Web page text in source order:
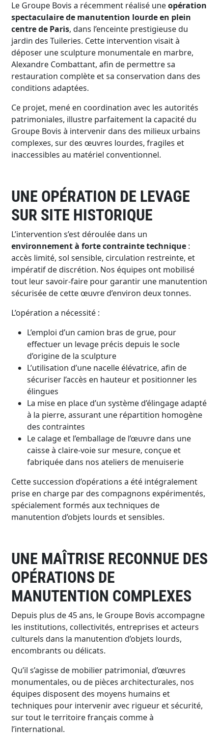
Le Groupe Bovis a récemment réalisé uneopération
spectaculaire de manutention lourde en plein
centre de Paris, dans l’enceinte prestigieuse du
jardin des Tuileries. Cette intervention visait à
déposer une sculpture monumentale en marbre,
Alexandre Combattant, afin de permettre sa
restauration complète et sa conservation dans des
conditions adaptées.
Ce projet, mené en coordination avec les autorités
patrimoniales, illustre parfaitement la capacité du
Groupe Bovis à intervenir dans des milieux urbains
complexes, sur des œuvres lourdes, fragiles et
inaccessibles au matériel conventionnel.
UNE OPÉRATION DE LEVAGE
SUR SITE HISTORIQUE
L’intervention s’est déroulée dans un
environnement à forte contrainte technique :
accès limité, sol sensible, circulation restreinte, et
impératif de discrétion. Nos équipes ont mobilisé
tout leur savoir-faire pour garantir une manutention
sécurisée de cette œuvre d’environ deux tonnes.
L’opération a nécessité :
L’emploi d’un camion bras de grue, pour
effectuer un levage précis depuis le socle
d’origine de la sculpture
L’utilisation d’une nacelle élévatrice, afin de
sécuriser l’accès en hauteur et positionner les
élingues
La mise en place d’un système d’élingage adapté
à la pierre, assurant une répartition homogène
des contraintes
Le calage et l’emballage de l’œuvre dans une
caisse à claire-voie sur mesure, conçue et
fabriquée dans nos ateliers de menuiserie
Cette succession d’opérations a été intégralement
prise en charge par des compagnons expérimentés,
spécialement formés aux techniques de
manutention d’objets lourds et sensibles.
UNE MAÎTRISE RECONNUE DES
OPÉRATIONS DE
MANUTENTION COMPLEXES
Depuis plus de 45 ans, le Groupe Bovis accompagne
les institutions, collectivités, entreprises et acteurs
culturels dans la manutention d’objets lourds,
encombrants ou délicats.
Qu’il s’agisse de mobilier patrimonial, d’œuvres
monumentales, ou de pièces architecturales, nos
équipes disposent des moyens humains et
techniques pour intervenir avec rigueur et sécurité,
sur tout le territoire français comme à
l’international.